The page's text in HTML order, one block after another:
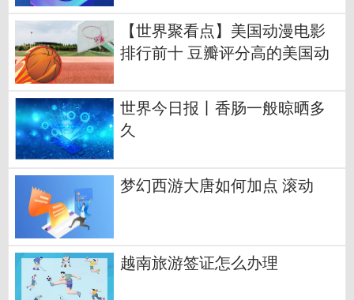
【世界聚看点】美国动漫电影
排行前十 豆瓣评分高的美国动
世界今日报丨香肠一般晾晒多
久
梦幻西游大唐如何加点 滚动
越南旅游签证怎么办理